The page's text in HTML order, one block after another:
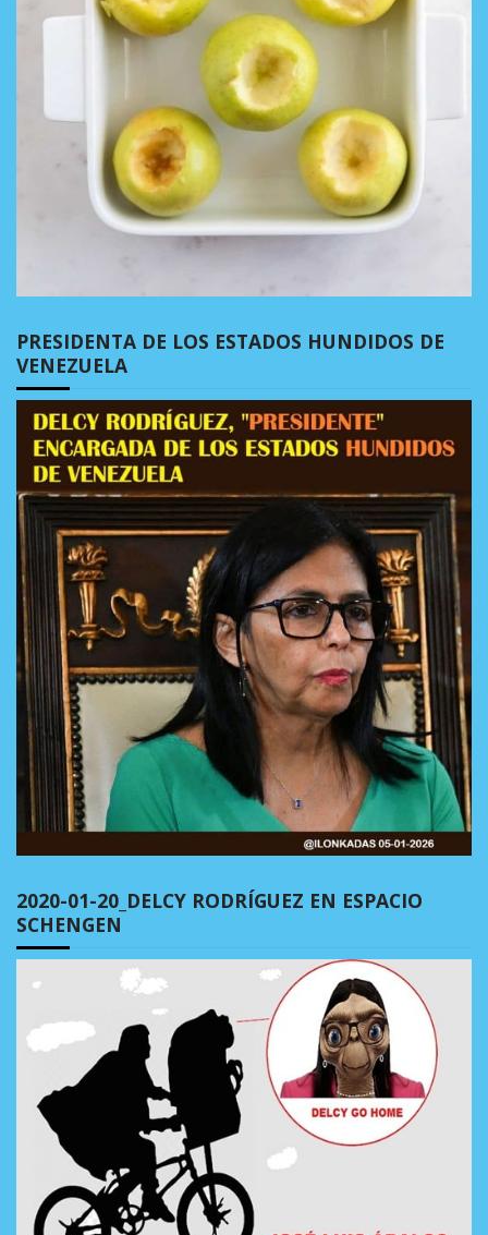
PRESIDENTA DE LOS ESTADOS HUNDIDOS DE
VENEZUELA
2020-01-20_DELCY RODRÍGUEZ EN ESPACIO
SCHENGEN